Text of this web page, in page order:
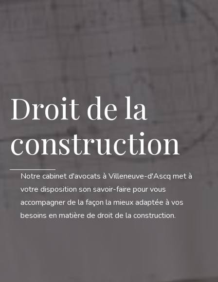
Droit de la
construction
Notre cabinet d'avocats à Villeneuve-d'Ascq met à
votre disposition son savoir-faire pour vous
accompagner de la façon la mieux adaptée à vos
besoins en matière de droit de la construction.